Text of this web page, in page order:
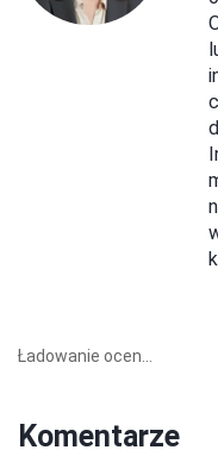
Ładowanie ocen...
Komentarze